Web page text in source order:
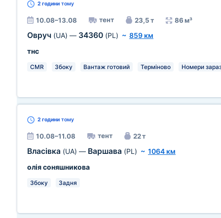
2 години тому
10.08–13.08 тент 23,5 т 86 м³
Овруч (UA) — 34360 (PL) ~ 859 км
тнс
CMR Збоку Вантаж готовий Терміново Номери
2 години тому
10.08–11.08 тент 22 т
Власівка (UA) — Варшава (PL) ~ 1064 км
олія соняшникова
Збоку Задня